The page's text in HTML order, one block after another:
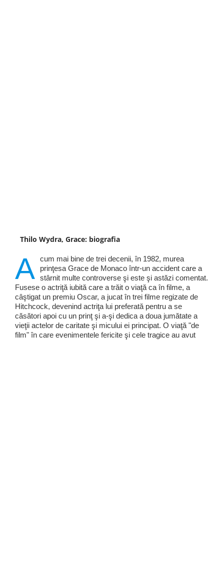
Thilo Wydra, Grace: biografia
A cum mai bine de trei decenii, în 1982, murea
prinţesa Grace de Monaco într-un accident care a
stârnit multe controverse şi este şi astăzi comentat.
Fusese o actriţă iubită care a trăit o viaţă ca în filme, a
câştigat un premiu Oscar, a jucat în trei filme regizate de
Hitchcock, devenind actriţa lui preferată pentru a se
căsători apoi cu un prinţ şi a-şi dedica a doua jumătate a
vieţii actelor de caritate şi micului ei principat. O viaţă "de
film" în care evenimentele fericite şi cele tragice au avut